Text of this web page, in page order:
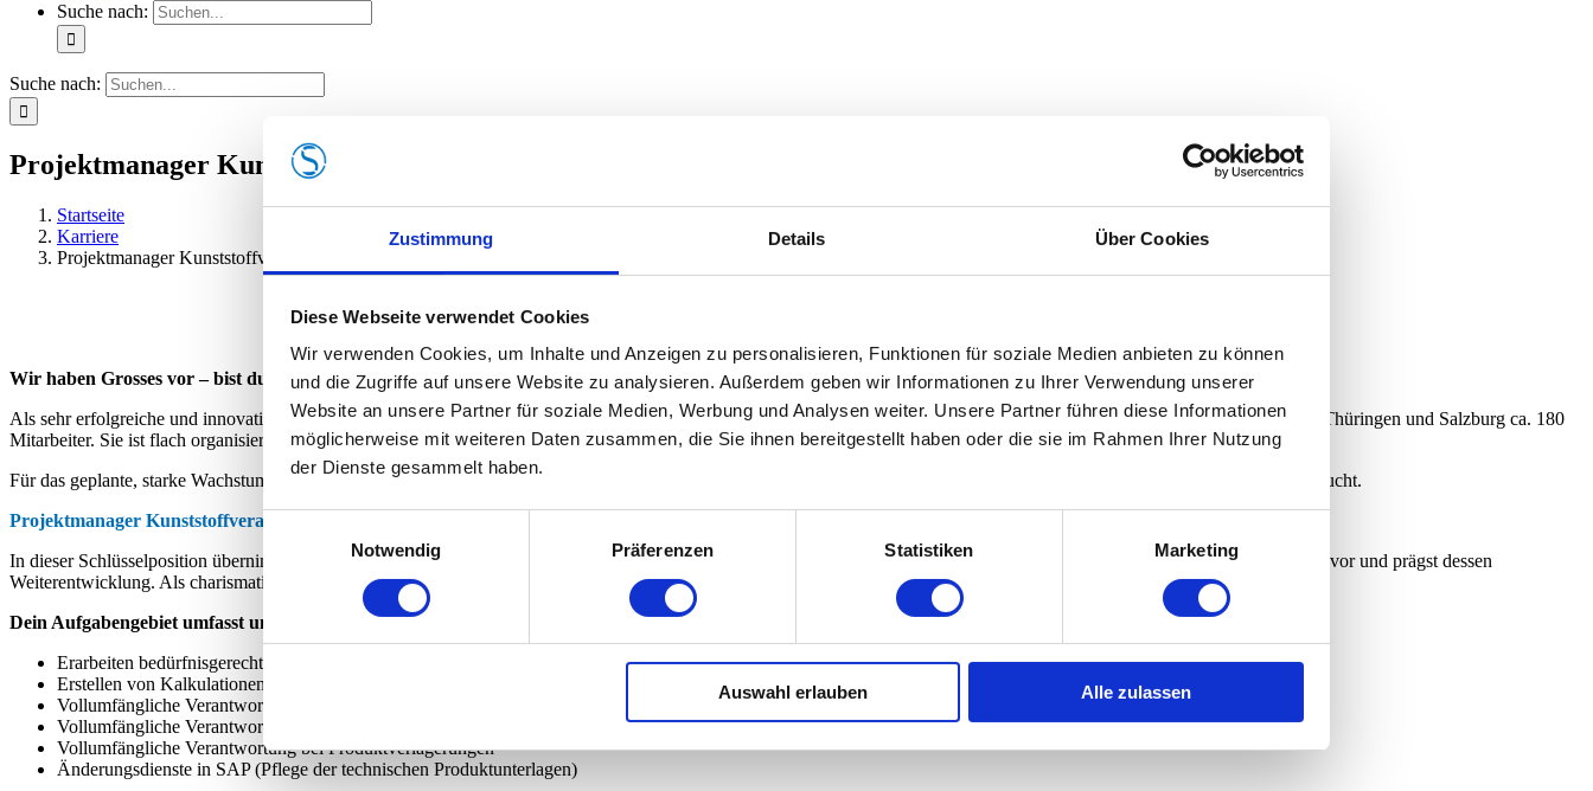
Zustimmung Details Über Cookies
Diese Webseite verwendet Cookies
Wir verwenden Cookies, um Inhalte und Anzeigen zu personalisieren, Funktionen für soziale Medien anbieten zu können
und die Zugriffe auf unsere Website zu analysieren. Außerdem geben wir Informationen zu Ihrer Verwendung unserer
Website an unsere Partner für soziale Medien, Werbung und Analysen weiter. Unsere Partner führen diese Informationen
möglicherweise mit weiteren Daten zusammen, die Sie ihnen bereitgestellt haben oder die sie im Rahmen Ihrer Nutzung
der Dienste gesammelt haben.
Einwilligungsauswahl
Notwendig
Präferenzen Statistiken Marketing
Auswahl erlauben Alle zulassen
Suche nach:
Suche nach:
Projektmanager Kunststoffverarbeitung (m/w/d) – 80 – 100%
Startseite
Karriere
Projektmanager Kunststoffverarbeitung (m/w/d) – 80 – 100%
Wir haben Grosses vor – bist du bereit die Zukunft zu gestalten undswissplast® groupmit nach vorne zu entwickeln?
Als sehr erfolgreiche und innovative Unternehmung der kunststoffverarbeitenden Branche beschäftigt dieswissplast® groupan Ihren fünf Standorten in der Schweiz, Bayern, Thüringen und Salzburg ca. 180
Mitarbeiter. Sie ist flach organisiert, hat direkte, rasche Entscheidungswege, kein hierarchisches Denken, sondern eine klare Markt- und Prozessorientierung.
Für das geplante, starke Wachstum wird ein weiterer Projektmanager zum nächstmöglichen Zeitpunkt mit Herzblut und einer Hands-on-Mentalität an dem Standort Radstadt gesucht.
Projektmanager Kunststoffverarbeitung (m/w/d) – 80 – 100%
In dieser Schlüsselposition übernimmst du die unternehmerische Verantwortung für Projekte der swissplast group, lebst konsequent unsere Gruppenkultur 360° easy to deal with vor und prägst dessen
Weiterentwicklung. Als charismatische Persönlichkeit mit pragmatischem Denken kannst du Kunden betreuen und weiterentwickeln.
Dein Aufgabengebiet umfasst unter anderem:
Erarbeiten bedürfnisgerechter Lösungen von Thermoformteilen und den dafür notwendigen Formwerkzeugen
Erstellen von Kalkulationen sowie Angeboten
Vollumfängliche Verantwortung vom Konzept bis zur Serienreife
Vollumfängliche Verantwortung bei Projektänderungen
Vollumfängliche Verantwortung bei Produktverlagerungen
Änderungsdienste in SAP (Pflege der technischen Produktunterlagen)